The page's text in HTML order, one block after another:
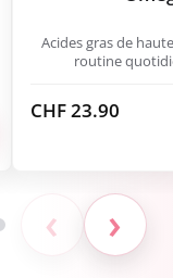
Acides gras de
routine
CHF23.90
‹ ›